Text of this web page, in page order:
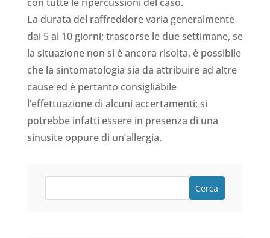
La durata del raffreddore varia generalmente
dai 5 ai 10 giorni; trascorse le due settimane, se
la situazione non si è ancora risolta, è possibile
che la sintomatologia sia da attribuire ad altre
cause ed è pertanto consigliabile
l’effettuazione di alcuni accertamenti; si
potrebbe infatti essere in presenza di una
sinusite oppure di un’allergia.
Cerca